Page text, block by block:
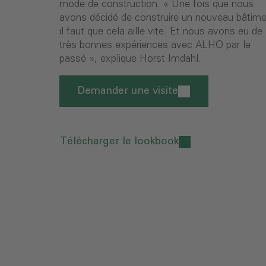
mode de construction. « Une fois que nous
avons décidé de construire un nouveau
il faut que cela aille vite. Et nous avons eu de
très bonnes expériences avec ALHO par le
passé », explique Horst Imdahl.
Demander une visite
Télécharger le lookbook